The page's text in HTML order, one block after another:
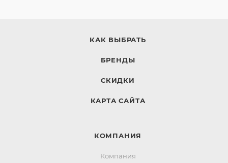
КАК ВЫБРАТЬ
БРЕНДЫ
СКИДКИ
КАРТА САЙТА
КОМПАНИЯ
Компания